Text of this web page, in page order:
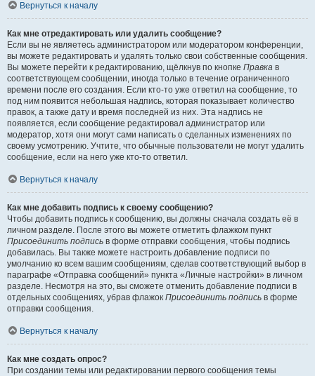
Вернуться к началу
Как мне отредактировать или удалить сообщение?
Если вы не являетесь администратором или модератором конференции,
вы можете редактировать и удалять только свои собственные сообщения.
Вы можете перейти к редактированию, щёлкнув по кнопке Правка в
соответствующем сообщении, иногда только в течение ограниченного
времени после его создания. Если кто-то уже ответил на сообщение, то
под ним появится небольшая надпись, которая показывает количество
правок, а также дату и время последней из них. Эта надпись не
появляется, если сообщение редактировал администратор или
модератор, хотя они могут сами написать о сделанных изменениях по
своему усмотрению. Учтите, что обычные пользователи не могут удалить
сообщение, если на него уже кто-то ответил.
Вернуться к началу
Как мне добавить подпись к своему сообщению?
Чтобы добавить подпись к сообщению, вы должны сначала создать её в
личном разделе. После этого вы можете отметить флажком пункт
Присоединить подпись в форме отправки сообщения, чтобы подпись
добавилась. Вы также можете настроить добавление подписи по
умолчанию ко всем вашим сообщениям, сделав соответствующий выбор в
параграфе «Отправка сообщений» пункта «Личные настройки» в личном
разделе. Несмотря на это, вы сможете отменить добавление подписи в
отдельных сообщениях, убрав флажок Присоединить подпись в форме
отправки сообщения.
Вернуться к началу
Как мне создать опрос?
При создании темы или редактировании первого сообщения темы